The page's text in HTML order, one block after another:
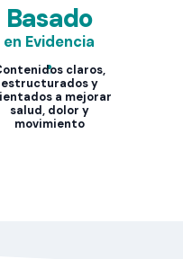
Basado
en Evidencia
claros,
estructurados y
a mejorar
salud, dolor y
movimiento